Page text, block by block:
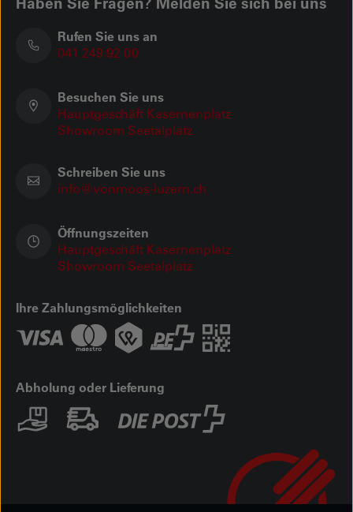
Rufen Sie uns an
041 249 92 00
Besuchen Sie uns
Hauptgeschäft Kasernenplatz
Showroom Seetalplatz
Schreiben Sie uns
info@vonmoos-luzern.ch
Öffnungszeiten
Hauptgeschäft Kasernenplatz
Showroom Seetalplatz
Ihre Zahlungsmöglichkeiten
Abholung oder Lieferung